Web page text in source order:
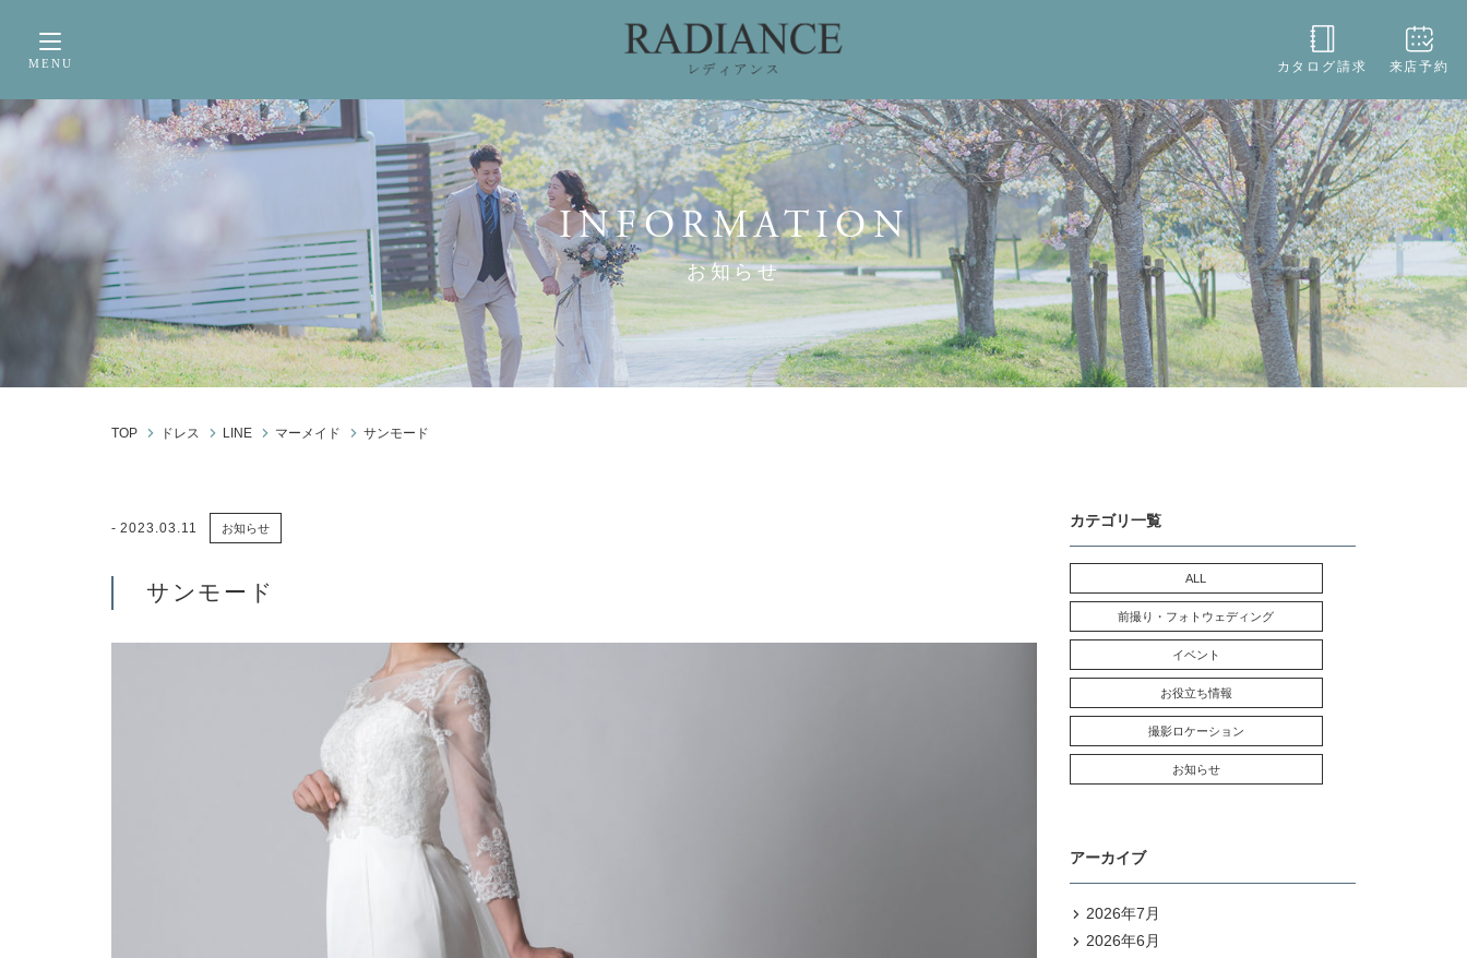
MENU カタログ請求 来店予約
お問い合わせ
INFORMATION
お知らせ
TOP ドレス LINE マーメイド サンモード
2023.03.11 お知らせ
サンモード
カテゴリ一覧
ALL
前撮り・フォトウェディング
イベント
お役立ち情報
撮影ロケーション
お知らせ
アーカイブ
2026年7月
2026年6月